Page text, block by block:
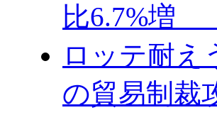
比6.7%増
ロッテ耐
の貿易制